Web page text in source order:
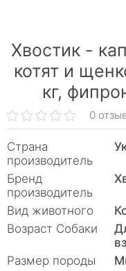
Хвостик -
котят и
кг,
0
Страна
производитель
Бренд
производитель
Вид животного
Возраст Собаки
Размер породы